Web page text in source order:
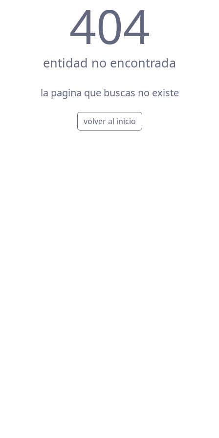
404
entidad no encontrada
la pagina que buscas no existe
volver al inicio